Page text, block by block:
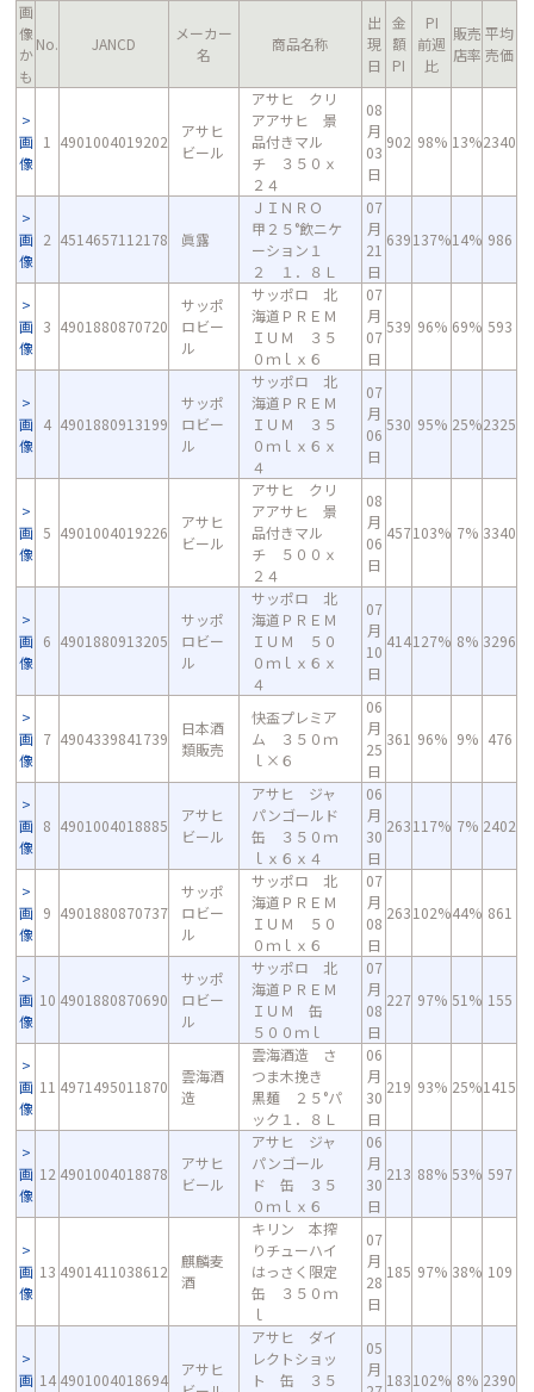
画
像
か
も
No. JANCD
メーカー
名
商品名称
出
現
日
金
額
PI
PI
前週
比
販売
店率
平均
売価
画
像
1 4901004019202
アサヒ
ビール
アサヒ クリ
アアサヒ 景
品付きマル
チ ３５０ｘ
２４
08
月
03
日
902 98% 13%2340
画
像
2 4514657112178 眞露
ＪＩＮＲＯ
甲２５°飲ニケ
ーション１
２ １．８Ｌ
07
月
21
日
639137%14% 986
画
像
3 4901880870720
サッポ
ロビー
ル
サッポロ 北
海道ＰＲＥＭ
ＩＵＭ ３５
０ｍｌｘ６
07
月
07
日
539 96% 69% 593
画
像
4 4901880913199
サッポ
ロビー
ル
サッポロ 北
海道ＰＲＥＭ
ＩＵＭ ３５
０ｍｌｘ６ｘ
４
07
月
06
日
530 95% 25%2325
画
像
5 4901004019226
アサヒ
ビール
アサヒ クリ
アアサヒ 景
品付きマル
チ ５００ｘ
２４
08
月
06
日
457103% 7% 3340
画
像
6 4901880913205
サッポ
ロビー
ル
サッポロ 北
海道ＰＲＥＭ
ＩＵＭ ５０
０ｍｌｘ６ｘ
４
07
月
10
日
414127% 8% 3296
画
像
7 4904339841739
日本酒
類販売
快盃プレミア
ム ３５０ｍ
ｌ×６
06
月
25
日
361 96% 9% 476
画
像
8 4901004018885
アサヒ
ビール
アサヒ ジャ
パンゴールド
缶 ３５０ｍ
ｌｘ６ｘ４
06
月
30
日
263117% 7% 2402
画
像
9 4901880870737
サッポ
ロビー
ル
サッポロ 北
海道ＰＲＥＭ
ＩＵＭ ５０
０ｍｌｘ６
07
月
08
日
263102%44% 861
画
像
10 4901880870690
サッポ
ロビー
ル
サッポロ 北
海道ＰＲＥＭ
ＩＵＭ 缶
５００ｍｌ
07
月
08
日
227 97% 51% 155
画
像
11 4971495011870
雲海酒
造
雲海酒造 さ
つま木挽き
黒麺 ２５°パ
ック１．８Ｌ
06
月
30
日
219 93% 25%1415
画
像
12 4901004018878
アサヒ
ビール
アサヒ ジャ
パンゴール
ド 缶 ３５
０ｍｌｘ６
06
月
30
日
213 88% 53% 597
画
像
13 4901411038612
麒麟麦
酒
キリン 本搾
りチューハイ
はっさく限定
缶 ３５０ｍ
ｌ
07
月
28
日
185 97% 38% 109
画 14 4901004018694
アサヒ
アサヒ ダイ
レクトショッ
ト 缶 ３５
05
月
183102% 8% 2390